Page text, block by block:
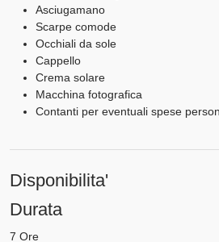
Asciugamano
Scarpe comode
Occhiali da sole
Cappello
Crema solare
Macchina fotografica
Contanti per eventuali spese
Disponibilita'
Durata
7 Ore